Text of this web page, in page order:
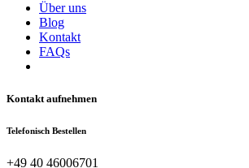
Über uns
Blog
Kontakt
FAQs
Kontakt aufnehmen
Telefonisch Bestellen
+49 40 46006701